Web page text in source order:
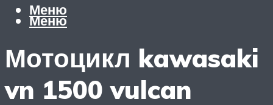
Меню
Меню
Мотоцикл kawasaki
vn 1500 vulcan